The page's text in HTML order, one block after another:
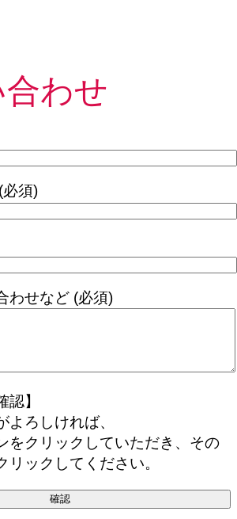
合わせ
必須)
わせなど (必須)
認】
ろしければ、
をクリックしていただき、その
リックしてください。
イトのご紹介
か、その用途は？
ルプリンター
プレス
レス